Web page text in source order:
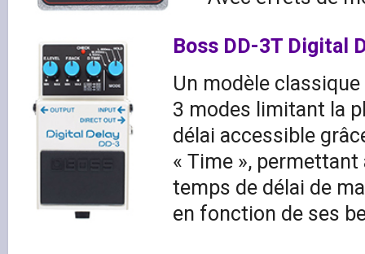
Boss DD-3T Digital
Un modèle
3 modes limitant la
délai accessible
« Time »,
temps de délai de
en fonction de ses